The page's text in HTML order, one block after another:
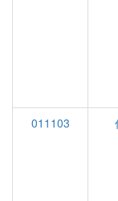
011103